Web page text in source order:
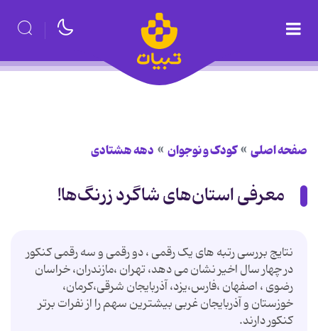
صفحه اصلی کودک و نوجوان دهه هشتادی
معرفی استان‌های شاگرد زرنگ‌ها!
نتایج بررسی رتبه های یک رقمی ، دو رقمی و سه رقمی کنکور
در چهار سال اخیر نشان می دهد، تهران ،مازندران، خراسان
رضوی ، اصفهان ،فارس،یزد، آذربایجان شرقی،کرمان،
خوزستان و آذربایجان غربی بیشترین سهم را از نفرات برتر
کنکور دارند.